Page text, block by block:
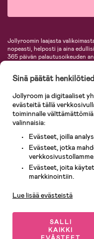
Jollyroomin laajasta
nopeasti, helposti ja aina
365 päivän palautusoikeuden
lastentarvikkeita sekä paljon
KidKraft, Ergobaby, Philips
Tervetuloa shoppailemaan
verkkokauppaan!
Sinä päätät
Jollyroom ja digitaaliset
evästeitä tällä
toiminnalle
valinnaisia:
Evästeet, joilla
Evästeet, jotka
Evästeet, joita
markkinointiin.
Lue lisää evästeistä
SALLI
KAIKKI